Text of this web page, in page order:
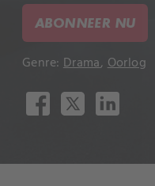
ABONNEER NU
Genre: Drama, Oorlog